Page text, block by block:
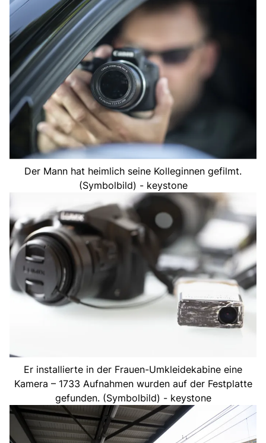
Der Mann hat heimlich seine Kolleginnen gefilmt.
(Symbolbild) - keystone
Er installierte in der Frauen-Umkleidekabine eine
Kamera – 1733 Aufnahmen wurden auf der Festplatte
gefunden. (Symbolbild) - keystone